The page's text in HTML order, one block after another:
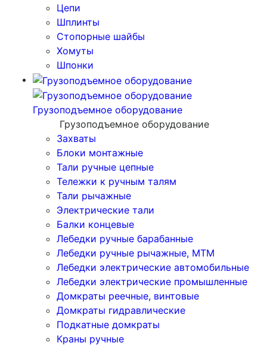
Цепи
Шплинты
Стопорные шайбы
Хомуты
Шпонки
Грузоподъемное оборудование
Грузоподъемное оборудование
Захваты
Блоки монтажные
Тали ручные цепные
Тележки к ручным талям
Тали рычажные
Электрические тали
Балки концевые
Лебедки ручные барабанные
Лебедки ручные рычажные, МТМ
Лебедки электрические автомобильные
Лебедки электрические промышленные
Домкраты реечные, винтовые
Домкраты гидравлические
Подкатные домкраты
Краны ручные